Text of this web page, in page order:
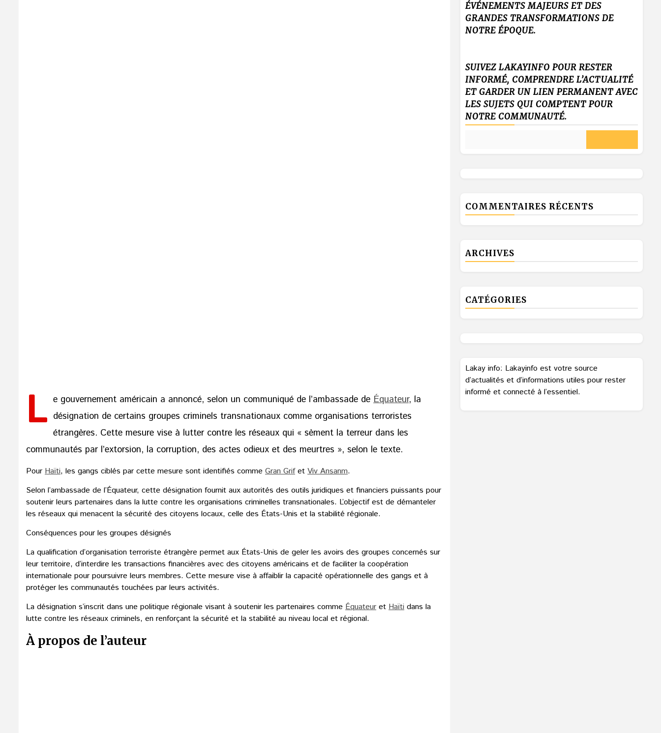
L e gouvernement américain a annoncé, selon un communiqué de l’ambassade de Équateur, la
désignation de certains groupes criminels transnationaux comme organisations terroristes
étrangères. Cette mesure vise à lutter contre les réseaux qui « sèment la terreur dans les
communautés par l’extorsion, la corruption, des actes odieux et des meurtres », selon le texte.
Pour Haïti, les gangs ciblés par cette mesure sont identifiés comme Gran Grifet Viv Ansanm.
Selon l’ambassade de l’Équateur, cette désignation fournit aux autorités des outils juridiques et financiers puissants pour
soutenir leurs partenaires dans la lutte contre les organisations criminelles transnationales. L’objectif est de démanteler
les réseaux qui menacent la sécurité des citoyens locaux, celle des États-Unis et la stabilité régionale.
Conséquences pour les groupes désignés
La qualification d’organisation terroriste étrangère permet aux États-Unis de geler les avoirs des groupes concernés sur
leur territoire, d’interdire les transactions financières avec des citoyens américains et de faciliter la coopération
internationale pour poursuivre leurs membres. Cette mesure vise à affaiblir la capacité opérationnelle des gangs et à
protéger les communautés touchées par leurs activités.
La désignation s’inscrit dans une politique régionale visant à soutenir les partenaires comme Équateur et Haïti dans la
lutte contre les réseaux criminels, en renforçant la sécurité et la stabilité au niveau local et régional.
À propos de l’auteur
ÉVÉNEMENTS MAJEURS ET DES
GRANDES TRANSFORMATIONS DE
NOTRE ÉPOQUE.
SUIVEZ LAKAYINFO POUR RESTER
INFORMÉ, COMPRENDRE L’ACTUALITÉ
ET GARDER UN LIEN PERMANENT AVEC
LES SUJETS QUI COMPTENT POUR
NOTRE COMMUNAUTÉ.
COMMENTAIRES RÉCENTS
ARCHIVES
CATÉGORIES
Lakay info: Lakayinfo est votre source
d’actualités et d’informations utiles pour rester
informé et connecté à l’essentiel.